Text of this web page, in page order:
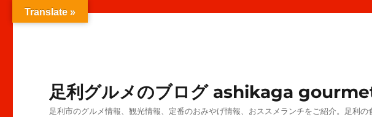
足利グルメのブログ ashikaga
足利市のグルメ情報、観光情報、定番のおみやげ情報、おススメランチをご紹介。足利
Translate »